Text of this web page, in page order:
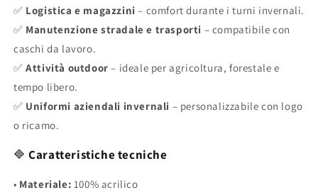
✅ Logistica e magazzini – comfort durante i turni invernali.
✅ Manutenzione stradale e trasporti – compatibile con
caschi da lavoro.
✅Attività outdoor – ideale per agricoltura, forestale e
tempo libero.
✅ Uniformi aziendali invernali – personalizzabile con logo
o ricamo.
🔷Caratteristiche tecniche
• Materiale: 100% acrilico